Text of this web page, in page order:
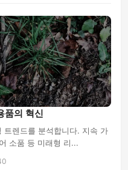
품의 혁신
트렌드를 분석합니다. 지속 가
소품 등 미래형 리...